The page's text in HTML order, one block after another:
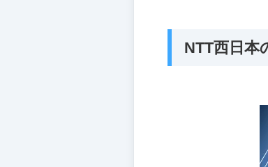
NTT西日本